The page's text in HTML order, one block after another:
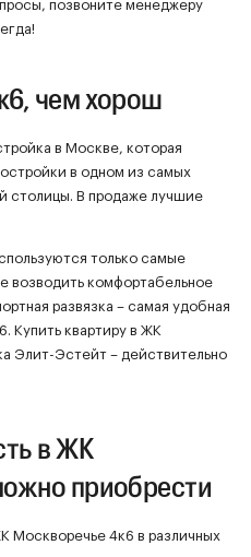
позвоните менеджеру
чем хорош
в Москве, которая
в одном из самых
столицы. В продаже лучшие
только самые
возводить комфортабельное
развязка – самая удобная
Купить квартиру в ЖК
Элит-Эстейт – действительно
в ЖК
приобрести
Москворечье 4к6 в различных